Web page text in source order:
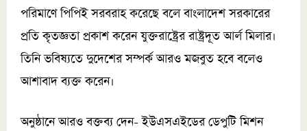
পরিমাণে পিপিই সরবরাহ করেছে বলে বাংলাদেশ সরকারের
প্রতি কৃতজ্ঞতা প্রকাশ করেন যুক্তরাষ্ট্রের রাষ্ট্রদূত আর্ল মিলার।
তিনি ভবিষ্যতে দুদেশের সম্পর্ক আরও মজবুত হবে বলেও
আশাবাদ ব্যক্ত করেন।
অনুষ্ঠানে আরও বক্তব্য দেন- ইউএসএইডের ডেপুটি মিশন